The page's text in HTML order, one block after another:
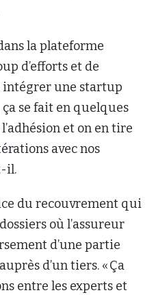
la plateforme
d’efforts et de
intégrer une startup
se fait en quelques
et on en tire
avec nos
il.
du recouvrement qui
où l’assureur
d’une partie
d’un tiers. « Ça
entre les experts et